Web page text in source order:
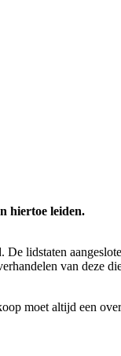
hiertoe leiden.
De lidstaten
van deze
moet altijd een